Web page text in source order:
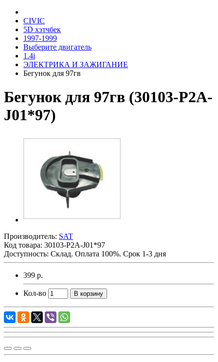
CIVIC
5D хэтчбек
1997-1999
Выберите двигатель
1.4i
ЭЛЕКТРИКА И ЗАЖИГАНИЕ
Бегунок для 97гв
Бегунок для 97гв (30103-P2A-
J01*97)
Производитель: SAT
Код товара: 30103-P2A-J01*97
Доступность: Склад. Оплата 100%. Срок 1-3 дня
399 р.
Кол-во В корзину